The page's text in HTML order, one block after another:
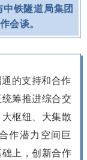
铁隧道局集团
会谈。
的支持和合作
筹推进综合交
枢纽、大集散
作潜力空间巨
上，创新合作